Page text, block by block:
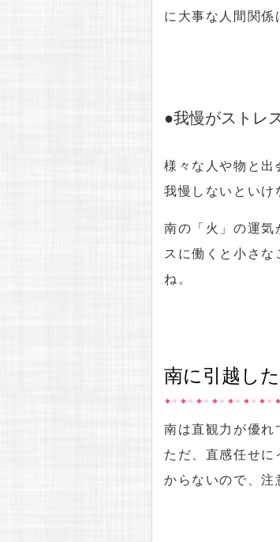
に大事な人間関係
●我慢がストレ
様々な人や物と出
我慢しないといけ
南の「火」の運
スに働くと小さ
ね。
南に引越し
南は直観力が優れ
ただ、直感任せ
からないので、注